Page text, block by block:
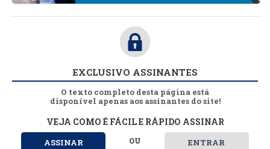
EXCLUSIVO ASSINANTES
O texto completo desta página está
disponível apenas aos assinantes do site!
VEJA COMO É FÁCIL E RÁPIDO ASSINAR
ASSINAR OU ENTRAR